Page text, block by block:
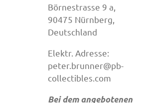
Börnestrasse 9 a,
90475 Nürnberg,
Deutschland
Elektr. Adresse:
peter.brunner@pb-
collectibles.com
Bei dem angebotenen